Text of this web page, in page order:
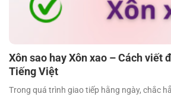
Xôn sao hay Xôn xao – Cách viết
Tiếng Việt
Trong quá trình giao tiếp hằng ngày, chắc